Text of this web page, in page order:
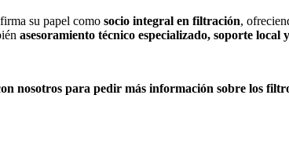
su papel como socio integral en filtración,
asesoramiento técnico especializado, soporte local
nosotros para pedir más información sobre los